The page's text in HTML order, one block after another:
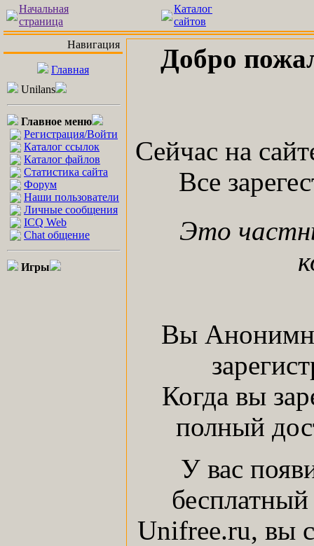
Начальная
страница
Каталог
сайтов
Навигация
Главная
Unilans
Главное меню
Регистрация/Войти
Каталог ссылок
Каталог файлов
Статистика сайта
Форум
Наши пользователи
Личные сообщения
ICQ Web
Chat общение
Игры
Добро
Сейчас на
Все
Это
Вы
Когда вы
полный
У вас
Unifree.ru, вы